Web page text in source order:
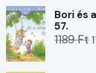
Bori és
57.
1189 Ft